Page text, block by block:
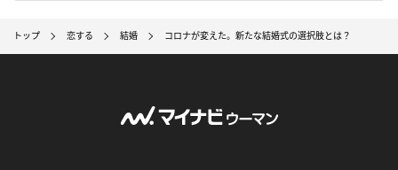
トップ 恋する 結婚 コロナが変えた。新たな結婚式の選択肢とは？